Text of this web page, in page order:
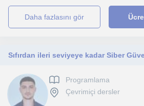
daha fazlasını gör
Sıfırdan ileri seviyeye kadar Siber
Programlama
Çevrimiçi dersler